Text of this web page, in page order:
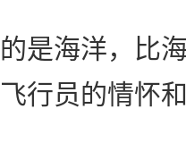
海洋，比海
行员的情怀